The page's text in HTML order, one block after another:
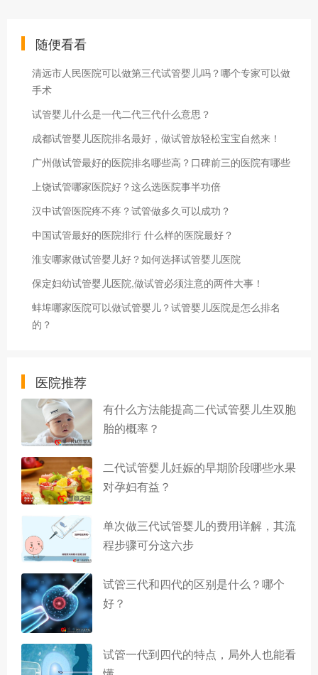
随便看看
清远市人民医院可以做第三代试管婴儿吗？哪个专家可以做
手术
试管婴儿什么是一代二代三代什么意思？
成都试管婴儿医院排名最好，做试管放轻松宝宝自然来！
广州做试管最好的医院排名哪些高？口碑前三的医院有哪些
上饶试管哪家医院好？这么选医院事半功倍
汉中试管医院疼不疼？试管做多久可以成功？
中国试管最好的医院排行 什么样的医院最好？
淮安哪家做试管婴儿好？如何选择试管婴儿医院
保定妇幼试管婴儿医院,做试管必须注意的两件大事！
蚌埠哪家医院可以做试管婴儿？试管婴儿医院是怎么排名
的？
医院推荐
有什么方法能提高二代试管婴儿生双胞
胎的概率？
二代试管婴儿妊娠的早期阶段哪些水果
对孕妇有益？
单次做三代试管婴儿的费用详解，其流
程步骤可分这六步
试管三代和四代的区别是什么？哪个
好？
试管一代到四代的特点，局外人也能看